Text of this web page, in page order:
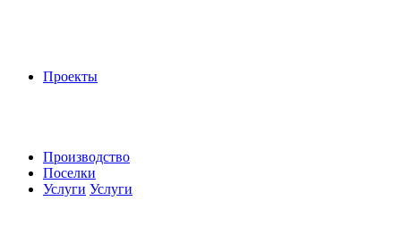
Проекты
Производство
Поселки
Услуги Услуги